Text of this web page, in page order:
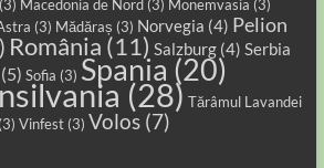
(3) Macedonia de Nord(3) Monemvasia (3)
(3) Mădăraș (3) Norvegia (4) Pelion
România (11) Salzburg(4) Serbia
(5) Sofia (3) Spania (20)
(28) Tărâmul Lavandei
(3) Vinfest(3) Volos(7)